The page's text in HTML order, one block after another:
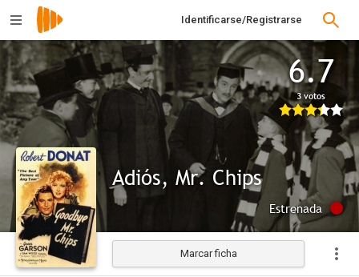
Identificarse/Registrarse
6.7
3 votos
Adiós, Mr. Chips
Estrenada
Marcar ficha